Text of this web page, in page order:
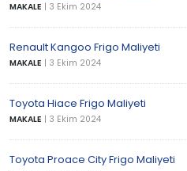
MAKALE | 3 Ekim 2024
Renault Kangoo Frigo Maliyeti
MAKALE | 3 Ekim 2024
Toyota Hiace Frigo Maliyeti
MAKALE | 3 Ekim 2024
Toyota Proace City Frigo Maliyeti